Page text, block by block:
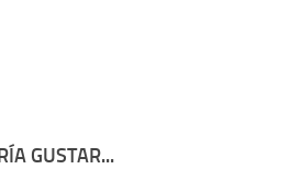
GUSTAR...